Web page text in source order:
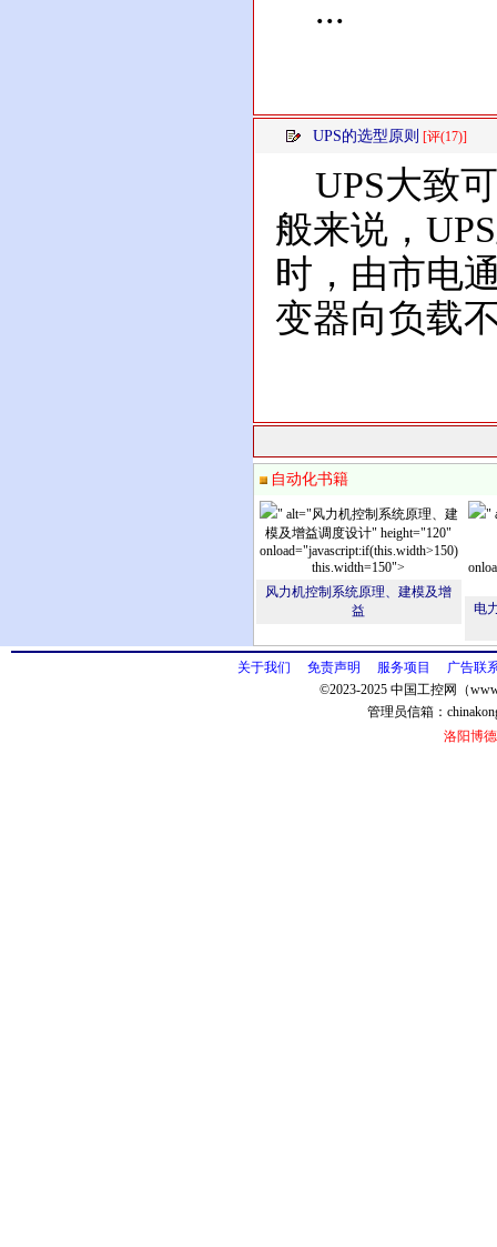
...
UPS的选型原则 [评(17)]
UPS大致
般来说，
时，由市电
变器向负载
自动化书籍
" alt="风力机控制系统原理、建
模及增益调度设计" height="120"
onload="javascript:if(this.width>150)
this.width=150">
风力机控制系统原理、建模及增
益
"
电
关于我们 免责声明 服务项目
广告联
©2023-2025 中国工控网（
管理员信箱：
洛阳博